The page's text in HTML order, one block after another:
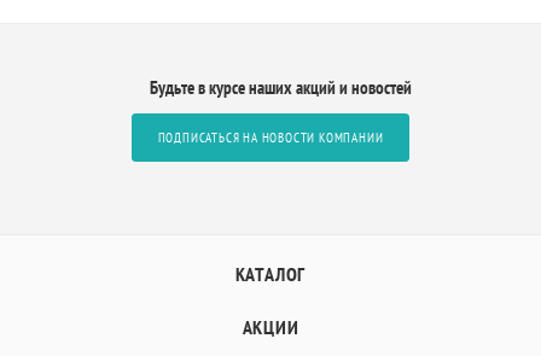
Будьте в курсе наших акций и новостей
ПОДПИСАТЬСЯ НА НОВОСТИ КОМПАНИИ
КАТАЛОГ
АКЦИИ